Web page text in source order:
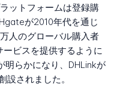
ットフォームは登録購
が2010年代を通じ
人のグローバル購入者
ビスを提供するように
明らかになり、DHLinkが
設されました。